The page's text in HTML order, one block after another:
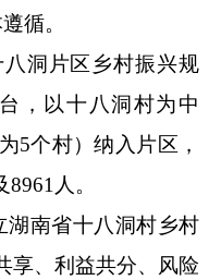
循。
洞片区乡村振兴规
，以十八洞村为中
5个村）纳入片区，
人。
南省十八洞村乡村
享、利益共分、风险